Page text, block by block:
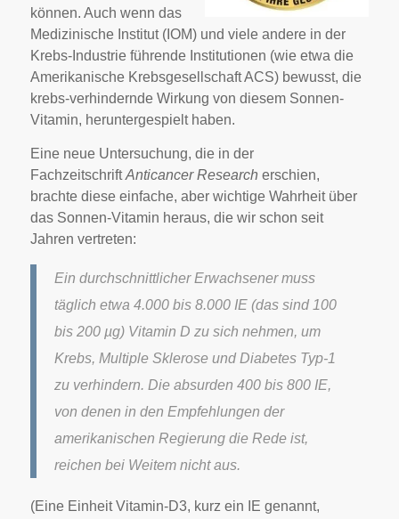
können. Auch wenn das
Medizinische Institut (IOM) und viele andere in der
Krebs-Industrie führende Institutionen (wie etwa die
Amerikanische Krebsgesellschaft ACS) bewusst, die
krebs-verhindernde Wirkung von diesem Sonnen-
Vitamin, heruntergespielt haben.
Eine neue Untersuchung, die in der
FachzeitschriftAnticancer Research erschien,
brachte diese einfache, aber wichtige Wahrheit über
das Sonnen-Vitamin heraus, die wir schon seit
Jahren vertreten:
Ein durchschnittlicher Erwachsener muss
täglich etwa 4.000 bis 8.000 IE (das sind 100
bis 200 µg) Vitamin D zu sich nehmen, um
Krebs, Multiple Sklerose und Diabetes Typ-1
zu verhindern. Die absurden 400 bis 800 IE,
von denen in den Empfehlungen der
amerikanischen Regierung die Rede ist,
reichen bei Weitem nicht aus.
(Eine Einheit Vitamin-D3, kurz ein IE genannt,